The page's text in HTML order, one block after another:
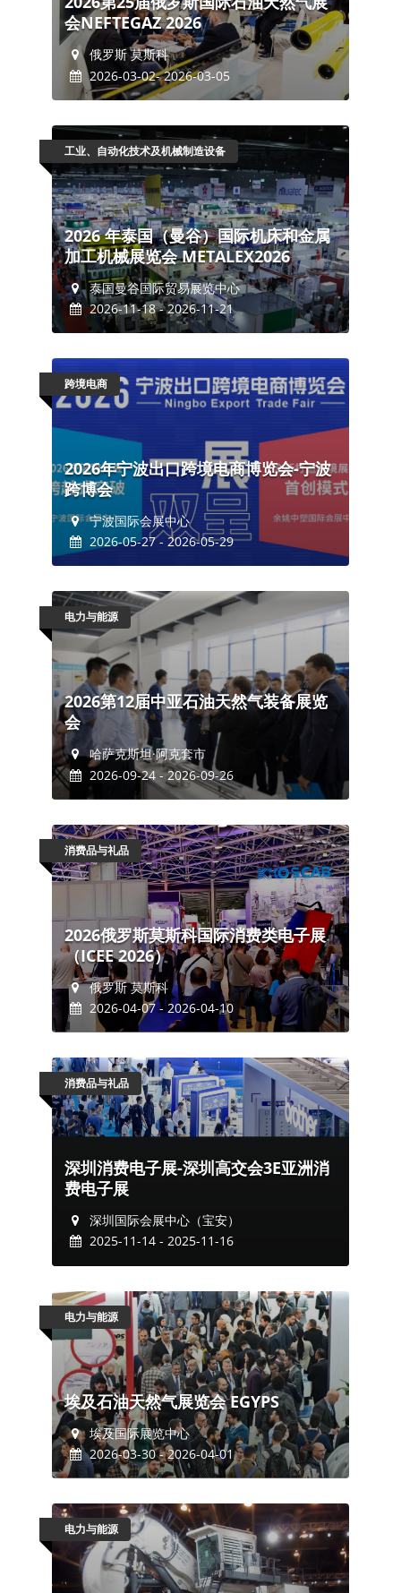
会NEFTEGAZ 2026
俄罗斯 莫斯科
2026-03-02- 2026-03-05
工业、自动化技术及机械制造设备
2026 年泰国（曼谷）国际机床和金属
加工机械展览会 METALEX2026
泰国曼谷国际贸易展览中心
2026-11-18 - 2026-11-21
跨境电商
2026年宁波出口跨境电商博览会-宁波
跨博会
宁波国际会展中心
2026-05-27 - 2026-05-29
电力与能源
2026第12届中亚石油天然气装备展览
会
哈萨克斯坦·阿克套市
2026-09-24 - 2026-09-26
消费品与礼品
2026俄罗斯莫斯科国际消费类电子展
（ICEE 2026）
俄罗斯 莫斯科
2026-04-07 - 2026-04-10
消费品与礼品
深圳消费电子展-深圳高交会3E亚洲消
费电子展
深圳国际会展中心（宝安）
2025-11-14 - 2025-11-16
电力与能源
埃及石油天然气展览会 EGYPS
埃及国际展览中心
2026-03-30 - 2026-04-01
电力与能源